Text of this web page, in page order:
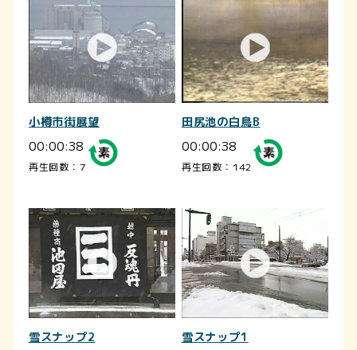
小樽市街展望
00:00:38
再生回数：7
田尻池の白鳥B
00:00:38
再生回数：142
雪スナップ2 雪スナップ1